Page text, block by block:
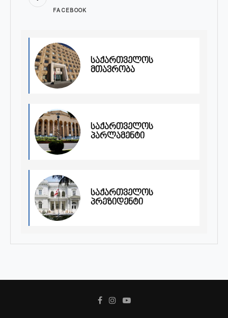
FACEBOOK
საქართველოს
მთავრობა
საქართველოს
პარლამენტი
საქართველოს
პრეზიდენტი